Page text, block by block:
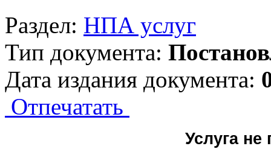
Раздел: НПА услуг
Тип документа:
Дата издания документа:
Отпечатать
Услуга не